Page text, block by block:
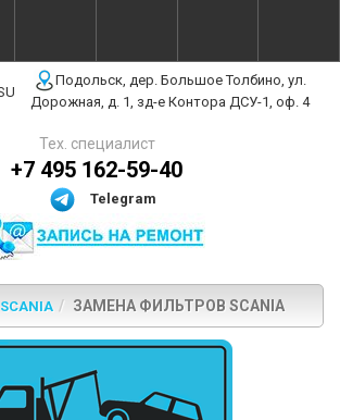
Подольск, дер. Большое Толбино, ул.
Дорожная, д. 1, зд-е Контора ДСУ-1, оф. 4
Тех. специалист
+7 495 162-59-40
Telegram
SCANIA ЗАМЕНА ФИЛЬТРОВ SCANIA